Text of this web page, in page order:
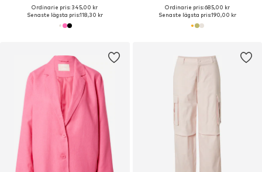
Ordinarie pris: 345,00 kr
Senaste lägsta pris:118,30 kr
Ordinarie pris: 685,00 kr
Senaste lägsta pris:190,00 kr